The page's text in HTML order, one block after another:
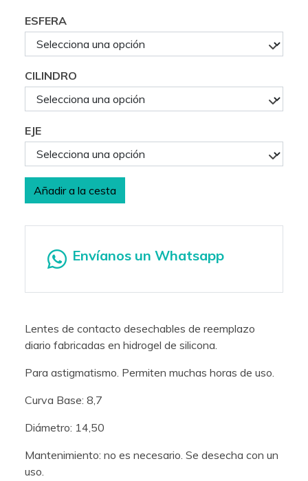
ESFERA
CILINDRO
EJE
Añadir a la cesta
Envíanos un Whatsapp
Lentes de contacto desechables de reemplazo
diario fabricadas en hidrogel de silicona.
Para astigmatismo. Permiten muchas horas de uso.
Curva Base: 8,7
Diámetro: 14,50
Mantenimiento: no es necesario. Se desecha con un
uso.